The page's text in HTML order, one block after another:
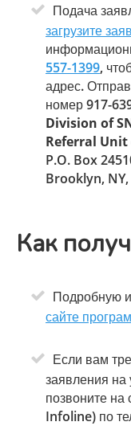
Подача
загрузите
557-1399,
адрес.
номер 917-
Division of
Referral Unit
P.O. Box
Brooklyn, NY,
Как
Подробную
сайте
Если вам
заявления на
позвоните
Infoline) по